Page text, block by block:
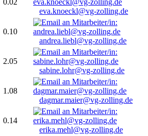
0.02
eva.knoeckl@vg-zolling.de
0.10
andrea.liebl@vg-zolling.de
2.05
sabine.lohr@vg-zolling.de
1.08
dagmar.maier@vg-zolling.de
0.14
erika.mehl@vg-zolling.de